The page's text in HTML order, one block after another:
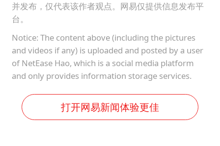
并发布，仅代表该作者观点。网易仅提供信息发布平
台。
Notice: The content above (including the pictures
and videos if any) is uploaded and posted by a user
of NetEase Hao, which is a social media platform
and only provides information storage services.
打开网易新闻体验更佳